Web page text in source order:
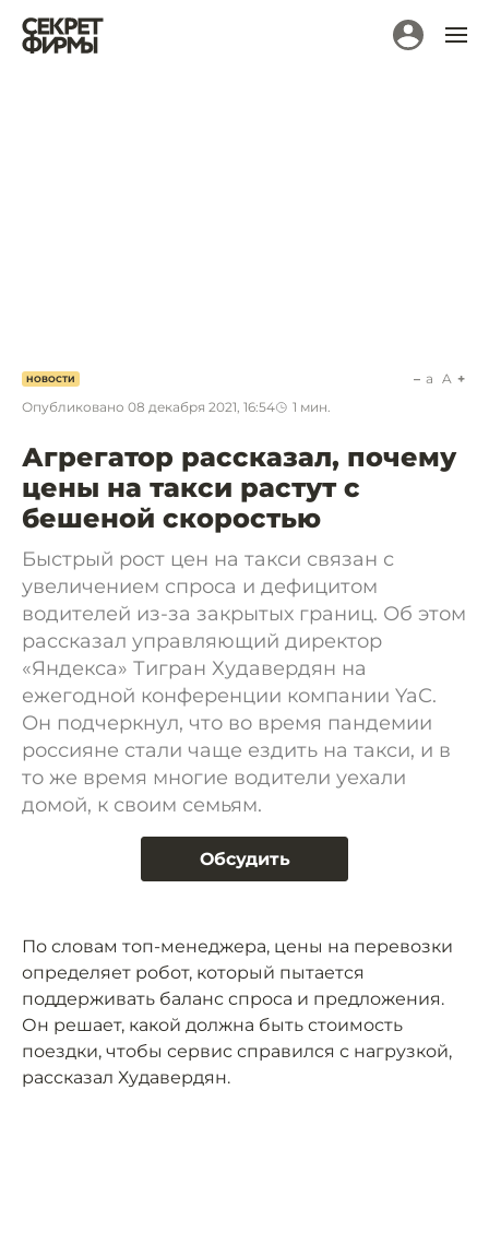
НОВОСТИ
Опубликовано 08 декабря 2021, 16:54 1 мин.
a A
Агрегатор рассказал, почему
цены на такси растут с
бешеной скоростью
Быстрый рост цен на такси связан с
увеличением спроса и дефицитом
водителей из-за закрытых границ. Об этом
рассказал управляющий директор
«Яндекса» Тигран Худавердян на
ежегодной конференции компании YaС.
Он подчеркнул, что во время пандемии
россияне стали чаще ездить на такси, и в
то же время многие водители уехали
домой, к своим семьям.
Обсудить
По словам топ-менеджера, цены на перевозки
определяет робот, который пытается
поддерживать баланс спроса и предложения.
Он решает, какой должна быть стоимость
поездки, чтобы сервис справился с нагрузкой,
рассказал Худавердян.